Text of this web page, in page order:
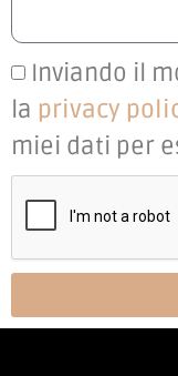
Inviando il
la privacy
miei dati per